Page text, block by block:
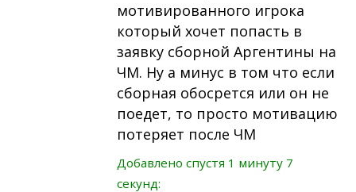
примерно 25 октября
Валенсия — Вильярреал
мотивированного игрока
который хочет попасть в
заявку сборной Аргентины на
ЧМ. Ну а минус в том что если
сборная обосрется или он не
поедет, то просто мотивацию
потеряет после ЧМ
Добавлено спустя 1 минуту 7
секунд: